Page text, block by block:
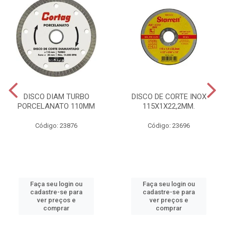
DISCO DIAM TURBO
PORCELANATO 110MM
Código: 23876
Faça seu login ou
cadastre-se para
ver preços e
comprar
DISCO DE CORTE INOX
115X1X22,2MM.
Código: 23696
Faça seu login ou
cadastre-se para
ver preços e
comprar